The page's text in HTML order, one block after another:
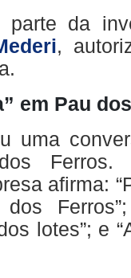
parte da
,
em Pau
uma
afirma:
lotes”; e